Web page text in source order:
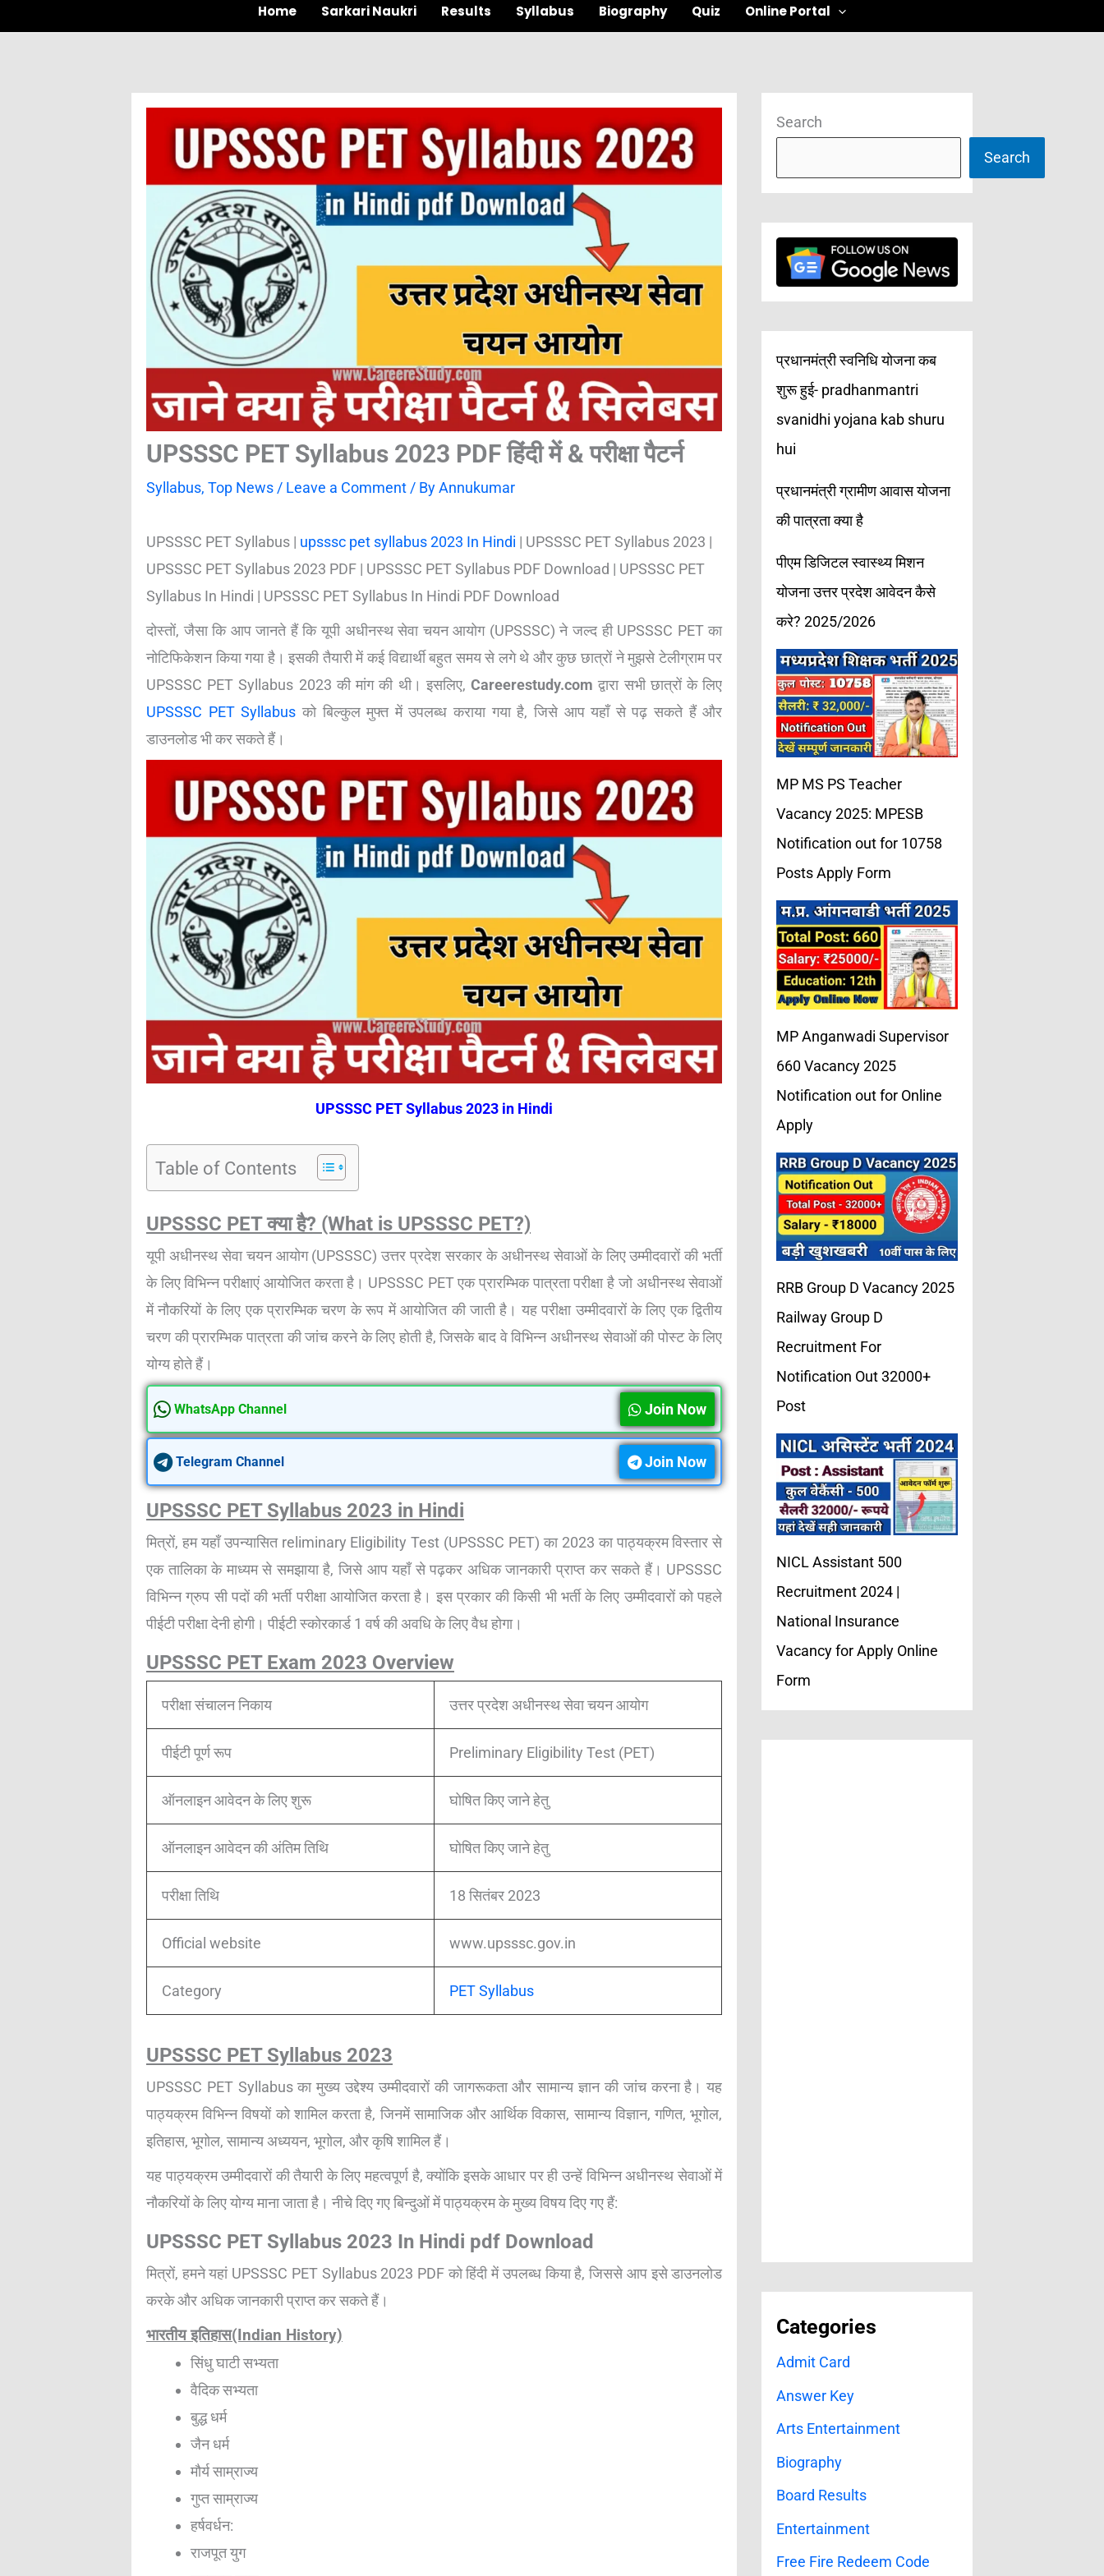
Home Sarkari Naukri Results Syllabus Biography Quiz Online Portal
UPSSSC PET Syllabus 2023 PDF हिंदी में & परीक्षा पैटर्न
Syllabus, Top News / Leave a Comment / ByAnnukumar
UPSSSC PET Syllabus | upsssc pet syllabus 2023 In Hindi | UPSSSC PET Syllabus 2023 |
UPSSSC PET Syllabus 2023 PDF | UPSSSC PET Syllabus PDF Download | UPSSSC PET
Syllabus In Hindi | UPSSSC PET Syllabus In Hindi PDF Download
दोस्तों, जैसा कि आप जानते हैं कि यूपी अधीनस्थ सेवा चयन आयोग (UPSSSC) ने जल्द ही UPSSSC PET का
नोटिफिकेशन किया गया है। इसकी तैयारी में कई विद्यार्थी बहुत समय से लगे थे और कुछ छात्रों ने मुझसे टेलीग्राम पर
UPSSSC PET Syllabus 2023 की मांग की थी। इसलिए,Careerestudy.com द्वारा सभी छात्रों के लिए
UPSSSC PET Syllabus को बिल्कुल मुफ्त में उपलब्ध कराया गया है, जिसे आप यहाँ से पढ़ सकते हैं और
डाउनलोड भी कर सकते हैं।
UPSSSC PET Syllabus 2023 in Hindi
Table of Contents
UPSSSC PET क्या है? (What is UPSSSC PET?)
यूपी अधीनस्थ सेवा चयन आयोग (UPSSSC) उत्तर प्रदेश सरकार के अधीनस्थ सेवाओं के लिए उम्मीदवारों की भर्ती
के लिए विभिन्न परीक्षाएं आयोजित करता है। UPSSSC PET एक प्रारम्भिक पात्रता परीक्षा है जो अधीनस्थ सेवाओं
में नौकरियों के लिए एक प्रारम्भिक चरण के रूप में आयोजित की जाती है। यह परीक्षा उम्मीदवारों के लिए एक द्वितीय
चरण की प्रारम्भिक पात्रता की जांच करने के लिए होती है, जिसके बाद वे विभिन्न अधीनस्थ सेवाओं की पोस्ट के लिए
योग्य होते हैं।
WhatsApp Channel Join Now
Telegram Channel Join Now
UPSSSC PET Syllabus 2023 in Hindi
मित्रों, हम यहाँ उपन्यासित reliminary Eligibility Test (UPSSSC PET) का 2023 का पाठ्यक्रम विस्तार से
एक तालिका के माध्यम से समझाया है, जिसे आप यहाँ से पढ़कर अधिक जानकारी प्राप्त कर सकते हैं। UPSSSC
विभिन्न ग्रुप सी पदों की भर्ती परीक्षा आयोजित करता है। इस प्रकार की किसी भी भर्ती के लिए उम्मीदवारों को पहले
पीईटी परीक्षा देनी होगी। पीईटी स्कोरकार्ड 1 वर्ष की अवधि के लिए वैध होगा।
UPSSSC PET Exam 2023 Overview
परीक्षा संचालन निकाय उत्तर प्रदेश अधीनस्थ सेवा चयन आयोग
पीईटी पूर्ण रूप Preliminary Eligibility Test (PET)
ऑनलाइन आवेदन के लिए शुरू घोषित किए जाने हेतु
ऑनलाइन आवेदन की अंतिम तिथि घोषित किए जाने हेतु
परीक्षा तिथि 18 सितंबर 2023
Official website www.upsssc.gov.in
Category PET Syllabus
UPSSSC PET Syllabus 2023
UPSSSC PET Syllabus का मुख्य उद्देश्य उम्मीदवारों की जागरूकता और सामान्य ज्ञान की जांच करना है। यह
पाठ्यक्रम विभिन्न विषयों को शामिल करता है, जिनमें सामाजिक और आर्थिक विकास, सामान्य विज्ञान, गणित, भूगोल,
इतिहास, भूगोल, सामान्य अध्ययन, भूगोल, और कृषि शामिल हैं।
यह पाठ्यक्रम उम्मीदवारों की तैयारी के लिए महत्वपूर्ण है, क्योंकि इसके आधार पर ही उन्हें विभिन्न अधीनस्थ सेवाओं में
नौकरियों के लिए योग्य माना जाता है। नीचे दिए गए बिन्दुओं में पाठ्यक्रम के मुख्य विषय दिए गए हैं:
UPSSSC PET Syllabus 2023 In Hindi pdf Download
मित्रों, हमने यहां UPSSSC PET Syllabus 2023 PDF को हिंदी में उपलब्ध किया है, जिससे आप इसे डाउनलोड
करके और अधिक जानकारी प्राप्त कर सकते हैं।
भारतीय इतिहास(Indian History)
सिंधु घाटी सभ्यता
वैदिक सभ्यता
बुद्ध धर्म
जैन धर्म
मौर्य साम्राज्य
गुप्त साम्राज्य
हर्षवर्धन:
राजपूत युग
Search
Search
प्रधानमंत्री स्वनिधि योजना कब
शुरू हुई- pradhanmantri
svanidhi yojana kab shuru
hui
प्रधानमंत्री ग्रामीण आवास योजना
की पात्रता क्या है
पीएम डिजिटल स्वास्थ्य मिशन
योजना उत्तर प्रदेश आवेदन कैसे
करे? 2025/2026
MP MS PS Teacher
Vacancy 2025: MPESB
Notification out for 10758
Posts Apply Form
MP Anganwadi Supervisor
660 Vacancy 2025
Notification out for Online
Apply
RRB Group D Vacancy 2025
Railway Group D
Recruitment For
Notification Out 32000+
Post
NICL Assistant 500
Recruitment 2024 |
National Insurance
Vacancy for Apply Online
Form
Categories
Admit Card
Answer Key
Arts Entertainment
Biography
Board Results
Entertainment
Free Fire Redeem Code